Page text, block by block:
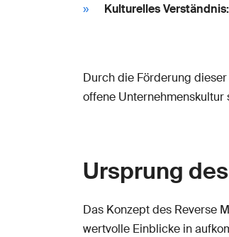
Kulturelles Verständnis:
Durch die Förderung
offene
Ursprung
Das Konzept des Reverse
wertvolle Einblicke in